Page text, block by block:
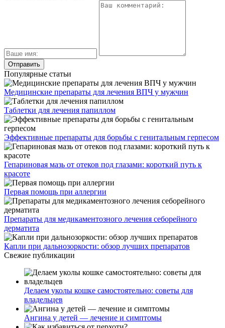
Популярные статьи
Медицинские препараты для лечения ВПЧ у мужчин
Таблетки для лечения папиллом
Эффективные препараты для борьбы с генитальным герпесом
Гепариновая мазь от отеков под глазами: короткий путь к
красоте
Первая помощь при аллергии
Препараты для медикаментозного лечения себорейного
дерматита
Капли при дальнозоркости: обзор лучших препаратов
Свежие публикации
Делаем уколы кошке самостоятельно: советы для
владельцев
Ангина у детей — лечение и симптомы